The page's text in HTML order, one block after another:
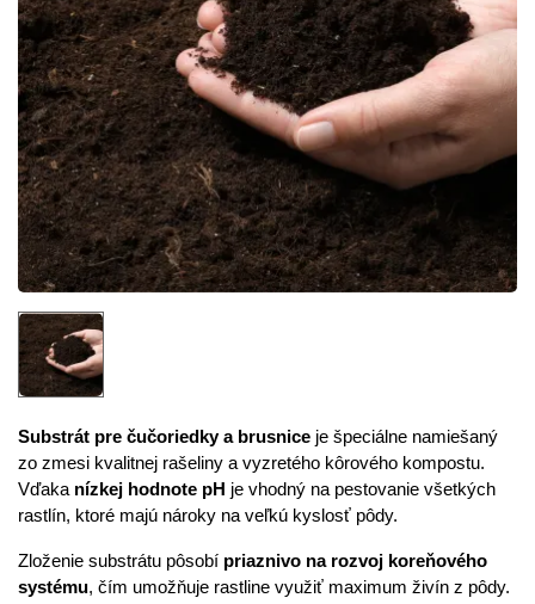
Substrát pre čučoriedky a brusnice je špeciálne namiešaný
zo zmesi kvalitnej rašeliny a vyzretého kôrového kompostu.
Vďaka nízkej hodnote pH je vhodný na pestovanie všetkých
rastlín, ktoré majú nároky na veľkú kyslosť pôdy.
Zloženie substrátu pôsobí priaznivo na rozvoj koreňového
systému, čím umožňuje rastline využiť maximum živín z pôdy.